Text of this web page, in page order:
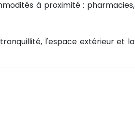
à proximité : pharmacies,
l'espace extérieur et la